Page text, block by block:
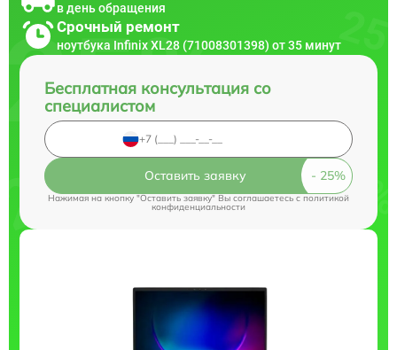
в день обращения
Срочный ремонт
ноутбука Infinix XL28 (71008301398) от 35 минут
Бесплатная консультация со
специалистом
Оставить заявку
Нажимая на кнопку "Оставить заявку" Вы соглашаетесь cполитикой
конфиденциальности